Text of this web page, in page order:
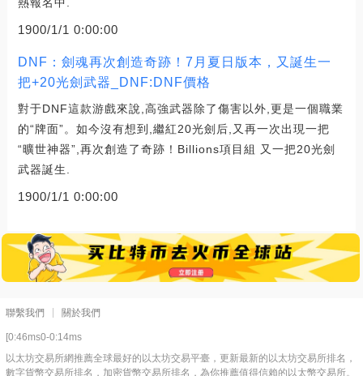
1900/1/1 0:00:00
DNF：劍魂再次創造奇跡！7月夏日版本，又誕生一
把+20光劍武器_DNF:DNF價格
對于DNF這款游戲來說,高強武器除了傷害以外,更是一個職業
的“牌面”。如今沒有想到,繼紅20光劍后,又再一次出現一把
“曠世神器”,再次創造了奇跡！Billions項目組 又一把20光劍
武器誕生.
1900/1/1 0:00:00
聯繫我們 關於我們
[0:46ms0-0:14ms
以太坊交易所網推薦全球最好的以太坊交易平臺，更新最新的以太坊交易所排名，
數字貨幣交易所排名，加密貨幣交易所排名，為你推薦值得信賴的以太幣交易所。